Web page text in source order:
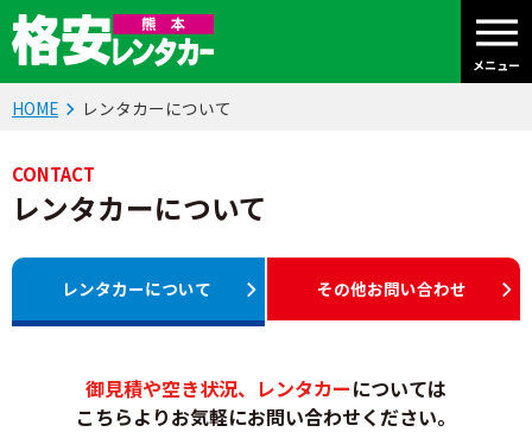
メニュー
HOME レンタカーについて
CONTACT
レンタカーについて
レンタカーについて その他お問い合わせ
御見積や空き状況、レンタカーについては
こちらよりお気軽にお問い合わせください。